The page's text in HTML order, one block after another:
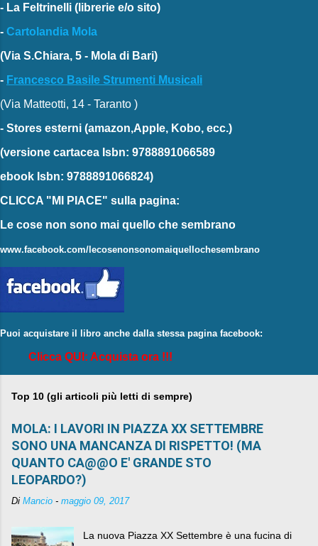
- La Feltrinelli (librerie e/o sito)
- Cartolandia Mola
(Via S.Chiara, 5 - Mola di Bari)
- Francesco Basile Strumenti Musicali
(Via Matteotti, 14 - Taranto )
- Stores esterni (amazon,Apple, Kobo, ecc.)
(versione cartacea Isbn: 9788891066589
ebook Isbn: 9788891066824)
CLICCA "MI PIACE" sulla pagina:
Le cose non sono mai quello che sembrano
www.facebook.com/lecosenonsonomaiquellochesembrano
Puoi acquistare il libro anche dalla stessa pagina facebook:
Clicca QUI: Acquista ora !!!
Top 10 (gli articoli più letti di sempre)
MOLA: I LAVORI IN PIAZZA XX SETTEMBRE
SONO UNA MANCANZA DI RISPETTO! (MA
QUANTO CA@@O E' GRANDE STO
LEOPARDO?)
Di Mancio - maggio 09, 2017
La nuova Piazza XX Settembre è una fucina di